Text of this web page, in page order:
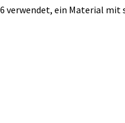
verwendet, ein Material